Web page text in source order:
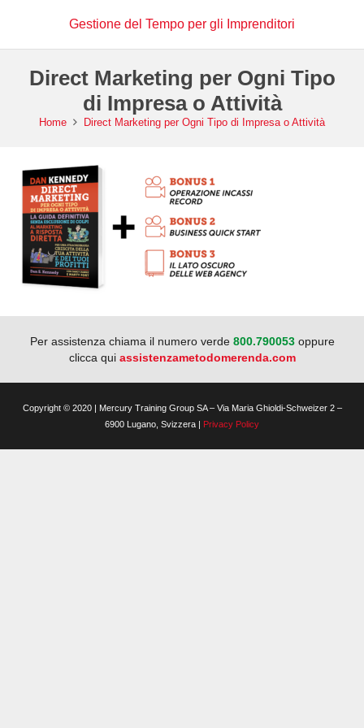
Gestione del Tempo per gli Imprenditori
Direct Marketing per Ogni Tipo
di Impresa o Attività
Home Direct Marketing per Ogni Tipo di Impresa o Attività
Per assistenza chiama il numero verde 800.790053 oppure
clicca qui assistenzametodomerenda.com
Copyright © 2020 | Mercury Training Group SA – Via Maria Ghioldi-Schweizer 2 –
6900 Lugano, Svizzera | Privacy Policy